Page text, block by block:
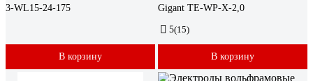
3-WL15-24-175
В корзину
Gigant TE-WP-X-2,0
5(15)
В корзину